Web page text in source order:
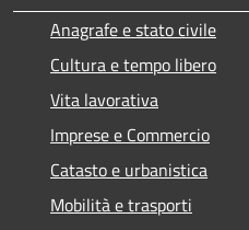
Anagrafe e stato civile
Cultura e tempo libero
Vita lavorativa
Imprese e Commercio
Catasto e urbanistica
Mobilità e trasporti